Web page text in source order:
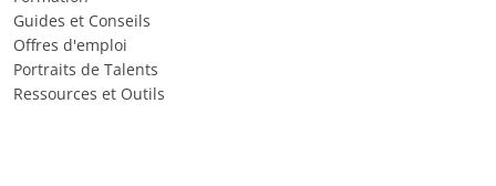
Guides et Conseils
Offres d'emploi
Portraits de Talents
Ressources et Outils